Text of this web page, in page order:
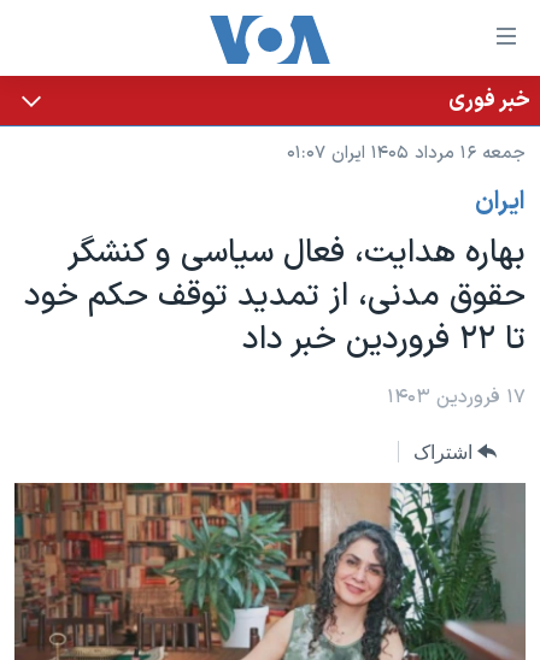
لینکهای
قابل
دسترسی
جهش
محتوای
اصلی
جهش
به
صفحه
جهش
خانه
نسخه سبک وب‌سایت
موضوع ها
ایران
آمریکا
جهان
ورزشی
ویدیوها
فرهنگ و زندگی
حقوق شهروندی
اقتصادی
برنامه های تلویزیونی
جدول برنامه ها
صفحه‌های ویژه
جام جهانی ۲۰۲۶
بایگانی برنامه‌های تلویزیونی
مستندها
انتخابات ریاست جمهوری آمریکا ۲۰۲۴
حمله جمهوری اسلامی به اسرائیل
فرکانس‌های صدای آمریکا
یادگیری زبان انگلیسی
دنبال کنید
خبر فوری
جمعه ۱۶ مرداد ۱۴۰۵ ایران ۰۱:۰۷
ايران
بهاره هدایت، فعال سیاسی و کنشگر
حقوق مدنی، از تمدید توقف حکم خود
تا ۲۲ فروردین خبر داد
۱۷ فروردین ۱۴۰۳
اشتراک